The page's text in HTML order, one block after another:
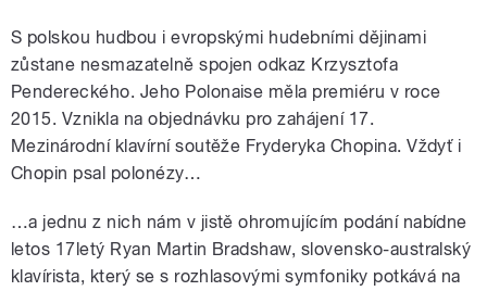
S polskou hudbou i evropskými hudebními dějinami
zůstane nesmazatelně spojen odkaz Krzysztofa
Pendereckého. Jeho Polonaise měla premiéru v roce
2015. Vznikla na objednávku pro zahájení 17.
Mezinárodní klavírní soutěže Fryderyka Chopina. Vždyť i
Chopin psal polonézy…
…a jednu z nich nám v jistě ohromujícím podání nabídne
letos 17letý Ryan Martin Bradshaw, slovensko-australský
klavírista, který se s rozhlasovými symfoniky potkává na